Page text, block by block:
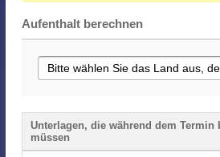
Aufenthalt berechnen
Unterlagen, die während dem Termin
müssen